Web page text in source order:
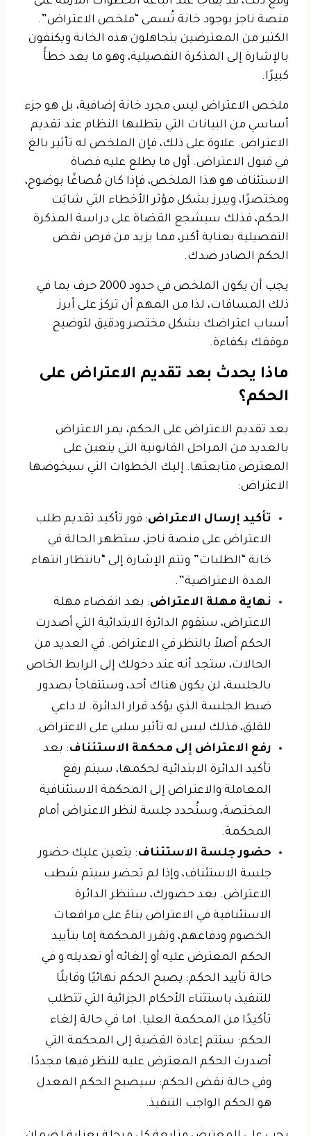
منصة ناجز بوجود خانة تُسمى “ملخص الاعتراض”.
الكثير من المعترضين يتجاهلون هذه الخانة ويكتفون
بالإشارة إلى المذكرة التفصيلية، وهو ما يعد خطأً
كبيرًا.
ملخص الاعتراض ليس مجرد خانة إضافية، بل هو جزء
أساسي من البيانات التي يتطلبها النظام عند تقديم
الاعتراض. علاوة على ذلك، فإن الملخص له تأثير بالغ
في قبول الاعتراض. أول ما يطلع عليه قضاة
الاستئناف هو هذا الملخص، فإذا كان مُصاغًا بوضوح،
ومختصرًا، ويبرز بشكل مؤثر الأخطاء التي شابَت
الحكم، فذلك سيشجع القضاة على دراسة المذكرة
التفصيلية بعناية أكبر، مما يزيد من فرص نقض
الحكم الصادر ضدك.
يجب أن يكون الملخص في حدود 2000 حرف بما في
ذلك المسافات، لذا من المهم أن تركز على أبرز
أسباب اعتراضك بشكل مختصر ودقيق لتوضيح
موقفك بكفاءة.
ماذا يحدث بعد تقديم الاعتراض على
الحكم؟
بعد تقديم الاعتراض على الحكم، يمر الاعتراض
بالعديد من المراحل القانونية التي يتعين على
المعترض متابعتها. إليك الخطوات التي سيخوضها
الاعتراض:
تأكيد إرسال الاعتراض: فور تأكيد تقديم طلب
الاعتراض على منصة ناجز، ستظهر الحالة في
خانة “الطلبات” وتتم الإشارة إلى “بانتظار انتهاء
المدة الاعتراضية”.
نهاية مهلة الاعتراض: بعد انقضاء مهلة
الاعتراض، ستقوم الدائرة الابتدائية التي أصدرت
الحكم أصلاً بالنظر في الاعتراض. في العديد من
الحالات، ستجد أنه عند دخولك إلى الرابط الخاص
بالجلسة، لن يكون هناك أحد، وستتفاجأ بصدور
ضبط الجلسة الذي يؤكد قرار الدائرة. لا داعي
للقلق، فذلك ليس له تأثير سلبي على الاعتراض.
رفع الاعتراض إلى محكمة الاستئناف: بعد
تأكيد الدائرة الابتدائية لحكمها، سيتم رفع
المعاملة والاعتراض إلى المحكمة الاستئنافية
المختصة، وستُحدد جلسة لنظر الاعتراض أمام
المحكمة.
حضور جلسة الاستئناف: يتعين عليك حضور
جلسة الاستئناف، وإذا لم تحضر سيتم شطب
الاعتراض. بعد حضورك، ستنظر الدائرة
الاستئنافية في الاعتراض بناءً على مرافعات
الخصوم ودفاعهم، وتقرر المحكمة إما بتأييد
الحكم المعترض عليه أو إلغائه أو تعديله و في
حالة تأييد الحكم: يصبح الحكم نهائيًا وقابلًا
للتنفيذ، باستثناء الأحكام الجزائية التي تتطلب
تأكيدًا من المحكمة العليا. اما في حالة إلغاء
الحكم: ستتم إعادة القضية إلى المحكمة التي
أصدرت الحكم المعترض عليه للنظر فيها مجددًا.
وفي حالة نقض الحكم: سيصبح الحكم المعدل
هو الحكم الواجب التنفيذ.